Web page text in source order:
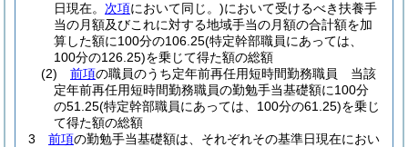
日現在。 次項において同じ。)において受けるべき扶養手
当の月額及びこれに対する地域手当の月額の合計額を加
算した額に100分の106.25(特定幹部職員にあっては、
100分の126.25)を乗じて得た額の総額
(2)
前項の職員のうち定年前再任用短時間勤務職員 当該
定年前再任用短時間勤務職員の勤勉手当基礎額に100分
の51.25(特定幹部職員にあっては、100分の61.25)を乗じ
て得た額の総額
3
前項の勤勉手当基礎額は、それぞれその基準日現在におい